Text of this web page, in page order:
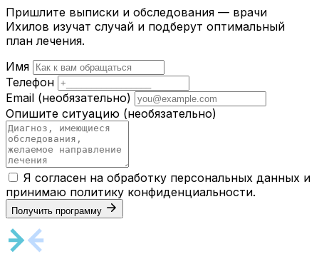
Пришлите выписки и обследования — врачи
Ихилов изучат случай и подберут оптимальный
план лечения.
Имя
Телефон
Email (необязательно)
Опишите ситуацию (необязательно)
Я согласен на обработку персональных данных и
принимаю политику конфиденциальности.
Получить программу